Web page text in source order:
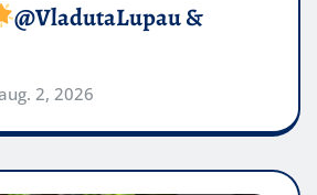
@VladutaLupau &
2, 2026